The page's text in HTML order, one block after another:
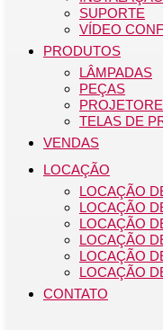
SUPORTE
VÍDEO
PRODUTOS
LÂMPADAS
PEÇAS
TELAS DE
VENDAS
LOCAÇÃO
LOCAÇÃO
LOCAÇÃO
LOCAÇÃO
LOCAÇÃO
LOCAÇÃO
LOCAÇÃO
CONTATO